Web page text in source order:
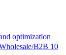
optimization
B2B 10